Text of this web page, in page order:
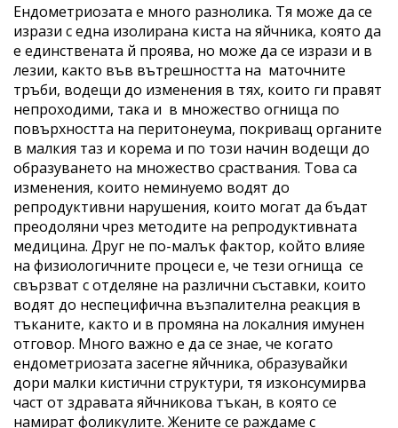
Ендометриозата е много разнолика. Тя може да се
изрази с една изолирана киста на яйчника, която да
е единствената й проява, но може да се изрази и в
лезии, както във вътрешността на маточните
тръби, водещи до изменения в тях, които ги правят
непроходими, така и в множество огнища по
повърхността на перитонеума, покриващ органите
в малкия таз и корема и по този начин водещи до
образуването на множество сраствания. Това са
изменения, които неминуемо водят до
репродуктивни нарушения, които могат да бъдат
преодоляни чрез методите на репродуктивната
медицина. Друг не по-малък фактор, който влияе
на физиологичните процеси е, че тези огнища се
свързват с отделяне на различни съставки, които
водят до неспецифична възпалителна реакция в
тъканите, както и в промяна на локалния имунен
отговор. Много важно е да се знае, че когато
ендометриозата засегне яйчника, образувайки
дори малки кистични структури, тя изконсумирва
част от здравата яйчникова тъкан, в която се
намират фоликулите. Жените се раждаме с